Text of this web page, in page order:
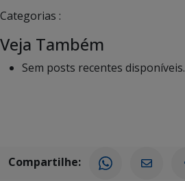
Categorias :
Veja Também
Sem posts recentes disponíveis.
Compartilhe: